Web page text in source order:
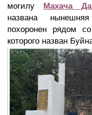
могилу Махача
названа
похоронен рядом
которого назван